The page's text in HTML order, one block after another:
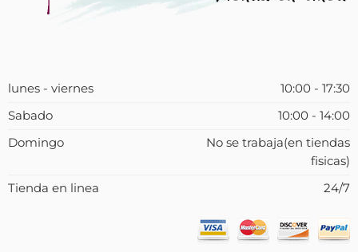
lunes - viernes
10:00 - 17:30
Sabado
10:00 - 14:00
Domingo
No se trabaja(en tiendas
fisicas)
Tienda en linea
24/7